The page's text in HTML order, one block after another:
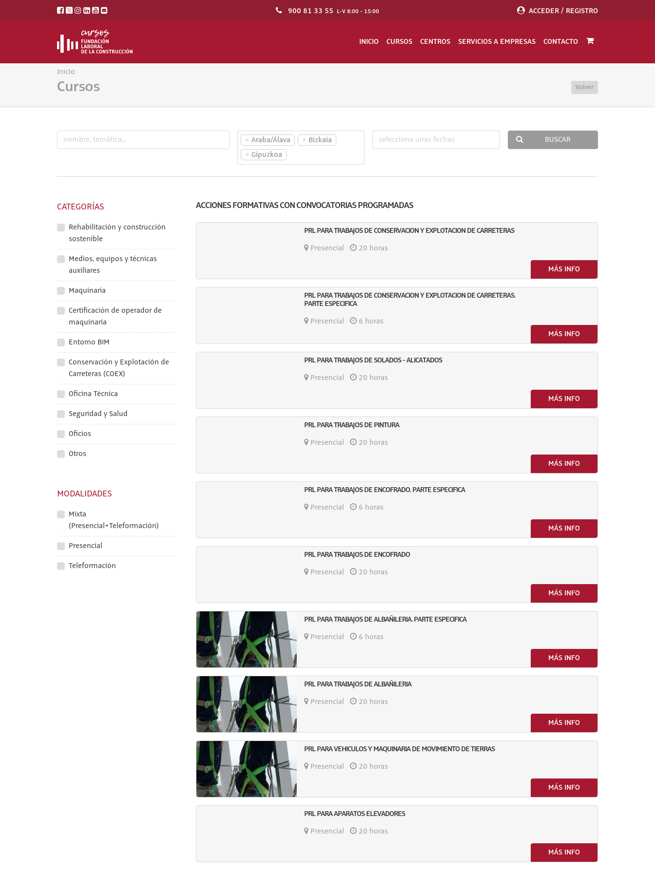
900 81 33 55 L-V 8:00 - 15:00 ACCEDER / REGISTRO
INICIO CURSOS CENTROS SERVICIOS A EMPRESAS CONTACTO
Inicio
Cursos Volver
× Araba/Álava × Bizkaia
× Gipuzkoa
BUSCAR
CATEGORÍAS
Rehabilitación y construcción
sostenible
Medios, equipos y técnicas
auxiliares
Maquinaria
Certificación de operador de
maquinaria
Entorno BIM
Conservación y Explotación de
Carreteras (COEX)
Oficina Técnica
Seguridad y Salud
Oficios
Otros
MODALIDADES
Mixta
(Presencial+Teleformación)
Presencial
Teleformación
ACCIONES FORMATIVAS CON CONVOCATORIAS PROGRAMADAS
PRL PARA TRABAJOS DE CONSERVACION Y EXPLOTACION DE CARRETERAS
Presencial 20 horas
MÁS INFO
PRL PARA TRABAJOS DE CONSERVACION Y EXPLOTACION DE CARRETERAS.
PARTE ESPECIFICA
Presencial
6 horas
MÁS INFO
PRL PARA TRABAJOS DE SOLADOS - ALICATADOS
Presencial 20 horas
MÁS INFO
PRL PARA TRABAJOS DE PINTURA
Presencial 20 horas
MÁS INFO
PRL PARA TRABAJOS DE ENCOFRADO. PARTE ESPECIFICA
Presencial 6 horas
MÁS INFO
PRL PARA TRABAJOS DE ENCOFRADO
Presencial 20 horas
MÁS INFO
PRL PARA TRABAJOS DE ALBAÑILERIA. PARTE ESPECIFICA
Presencial 6 horas
MÁS INFO
PRL PARA TRABAJOS DE ALBAÑILERIA
Presencial 20 horas
MÁS INFO
PRL PARA VEHICULOS Y MAQUINARIA DE MOVIMIENTO DE TIERRAS
Presencial 20 horas
MÁS INFO
PRL PARA APARATOS ELEVADORES
Presencial 20 horas
MÁS INFO